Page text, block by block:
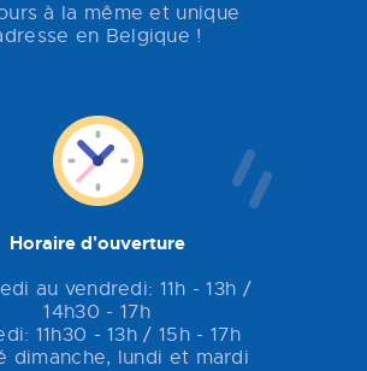
à la même et unique
en Belgique !
Horaire d'ouverture
au vendredi: 11h - 13h /
14h30 - 17h
11h30 - 13h / 15h - 17h
dimanche, lundi et mardi